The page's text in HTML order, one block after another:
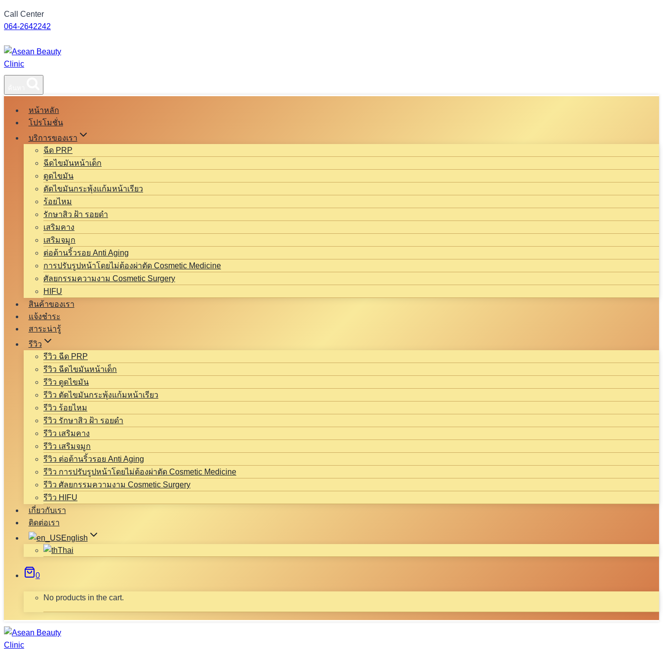
Skip
to
Call Center
064-2642242
หน้าหลัก
โปรโมชั่น
บริการของเรา
ฉีด PRP
ฉีดไขมันหน้าเด็ก
ดูดไขมัน
ตัดไขมันกระพุ้งแก้มหน้าเรียว
ร้อยไหม
รักษาสิว ฝ้า รอยดำ
เสริมคาง
เสริมจมูก
ต่อต้านริ้วรอย Anti Aging
การปรับรูปหน้าโดยไม่ต้องผ่าตัด Cosmetic Medicine
ศัลยกรรมความงาม Cosmetic Surgery
HIFU
สินค้าของเรา
แจ้งชำระ
สาระน่ารู้
รีวิว
รีวิว ฉีด PRP
รีวิว ฉีดไขมันหน้าเด็ก
รีวิว ดูดไขมัน
รีวิว ตัดไขมันกระพุ้งแก้มหน้าเรียว
รีวิว ร้อยไหม
รีวิว รักษาสิว ฝ้า รอยดำ
รีวิว เสริมคาง
รีวิว เสริมจมูก
รีวิว ต่อต้านริ้วรอย Anti Aging
รีวิว การปรับรูปหน้าโดยไม่ต้องผ่าตัด Cosmetic Medicine
รีวิว ศัลยกรรมความงาม Cosmetic Surgery
รีวิว HIFU
เกี่ยวกับเรา
ติดต่อเรา
English
Thai
0
No products in the cart.